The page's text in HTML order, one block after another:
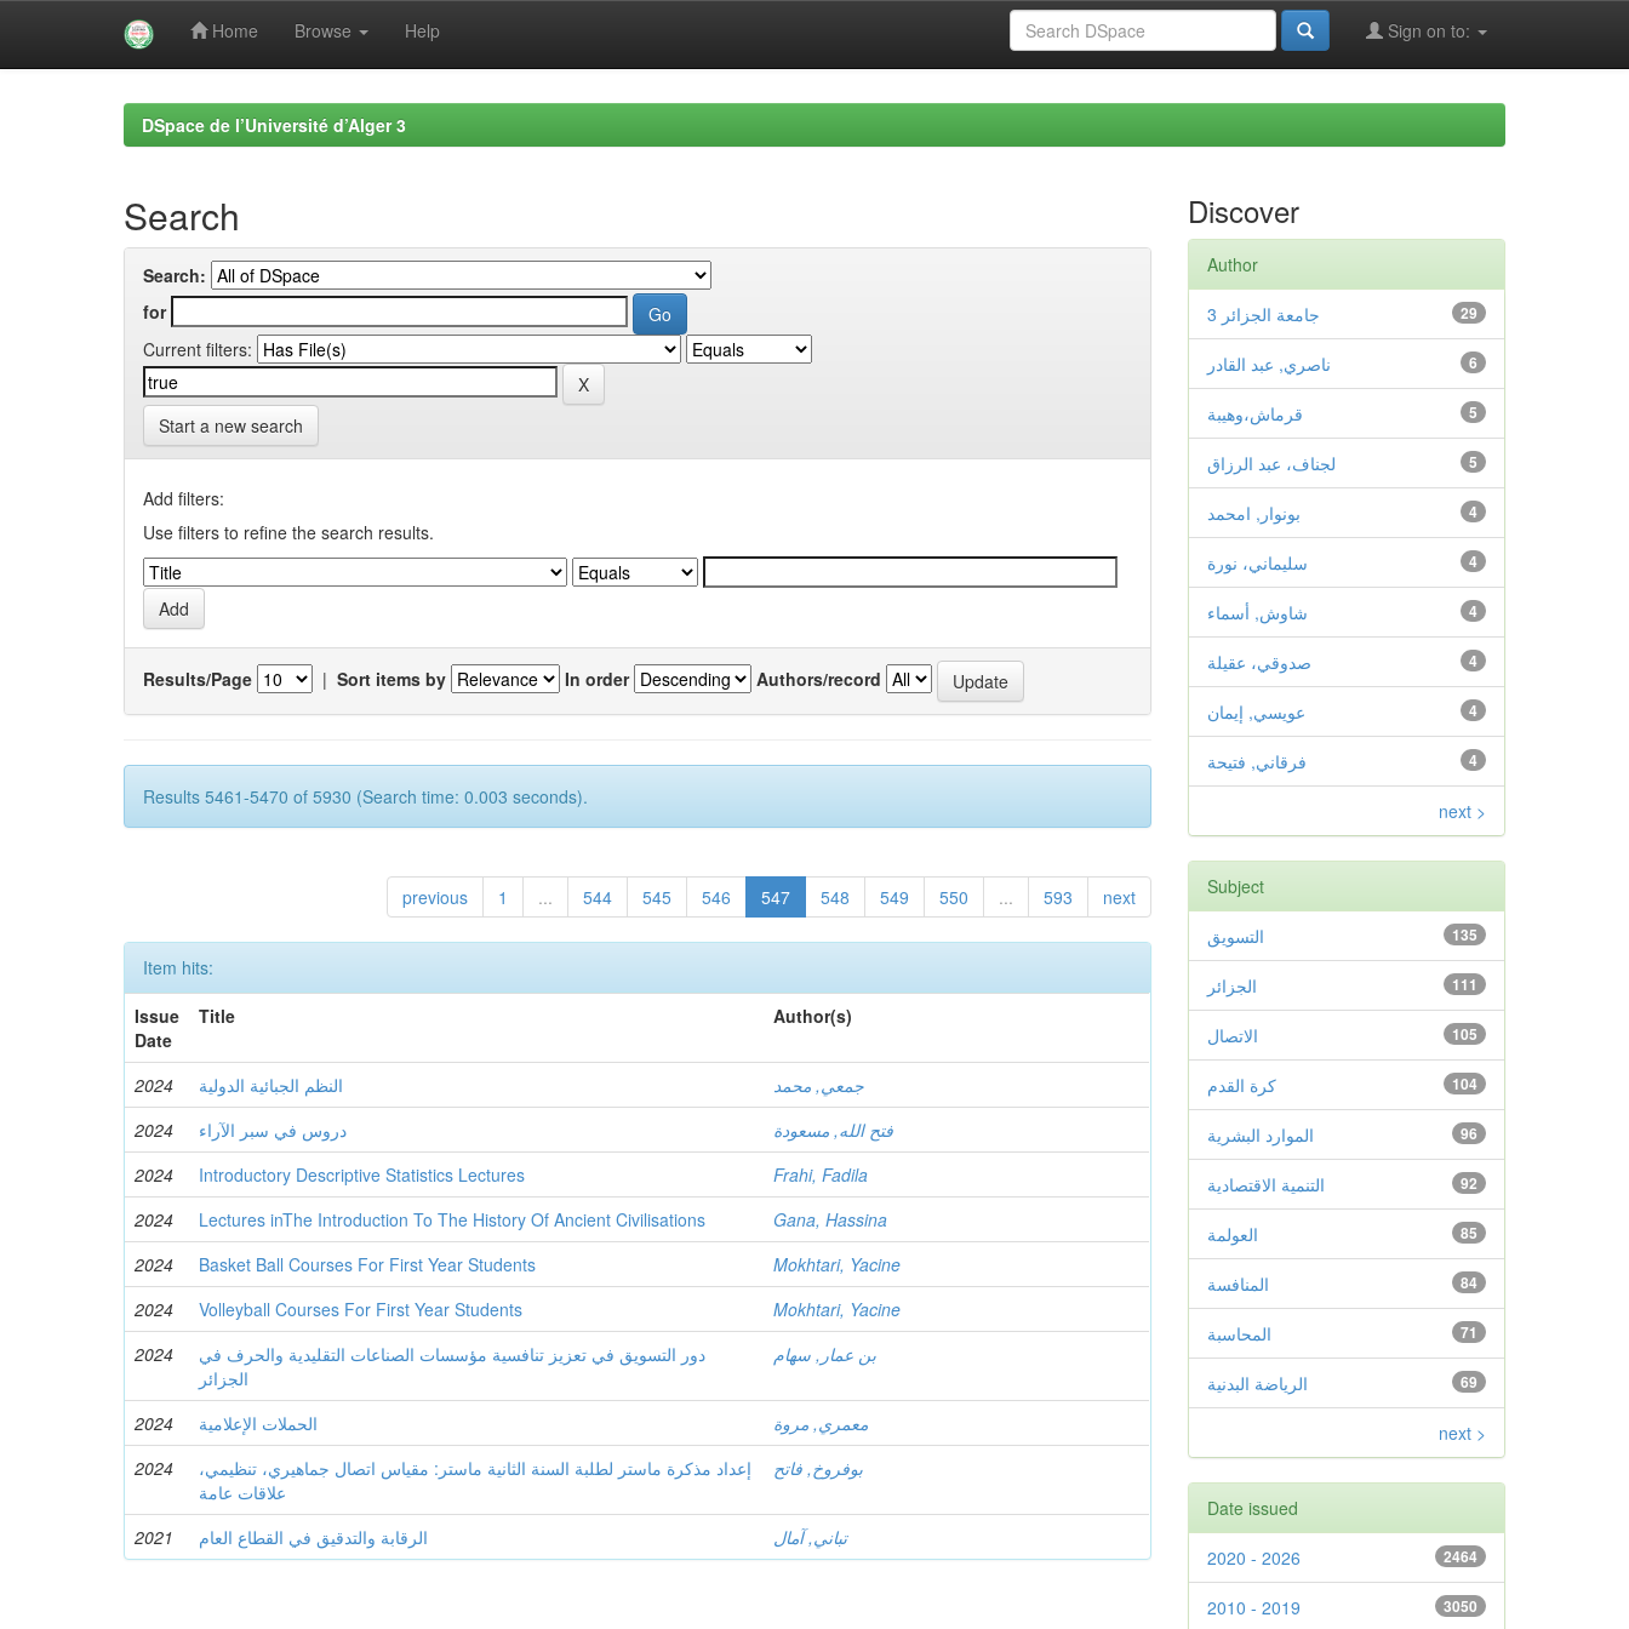
Home Browse Help Sign on to:
DSpace de l’Université d’Alger 3
Search
Search:
for
Current filters:
Start a new search
Add filters:
Use filters to refine the search results.
Results/Page | Sort items by In order Authors/record
Results 5461-5470 of 5930 (Search time: 0.003 seconds).
previous 1 ... 544 545 546 547 548 549 550 ... 593 next
Item hits:
Issue
Date
Title Author(s)
2024 النظم الجبائية الدولية
جمعي, محمد
2024
دروس في سبر الآراء
فتح الله, مسعودة
2024
Introductory Descriptive Statistics Lectures
Frahi, Fadila
2024
Lectures inThe Introduction To The History Of Ancient Civilisations
Gana, Hassina
2024
Basket Ball Courses For First Year Students
Mokhtari, Yacine
2024
Volleyball Courses For First Year Students
Mokhtari, Yacine
2024
دور التسويق في تعزيز تنافسية مؤسسات الصناعات التقليدية والحرف في
الجزائر
بن عمار, سهام
2024 الحملات الإعلامية
معمري, مروة
2024
إعداد مذكرة ماستر لطلبة السنة الثانية ماستر: مقياس اتصال جماهيري، تنظيمي،
علاقات عامة
بوفروخ, فاتح
2021 الرقابة والتدقيق في القطاع العام تباني, آمال
Discover
Author
29 جامعة الجزائر 3
6 ناصري, عبد القادر
5 قرماش،وهيبة
5 لجناف، عبد الرزاق
4 بونوار, امحمد
4 سليماني، نورة
4 شاوش, أسماء
4 صدوقي، عقيلة
4 عويسي, إيمان
4 فرقاني, فتيحة
next >
Subject
135 التسويق
111 الجزائر
105 الاتصال
104 كرة القدم
96 الموارد البشرية
92 التنمية الاقتصادية
85 العولمة
84 المنافسة
71 المحاسبة
69 الرياضة البدنية
next >
Date issued
2464
2020 - 2026
3050
2010 - 2019